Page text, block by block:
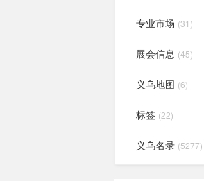
专业市场 (31)
展会信息 (45)
义乌地图 (6)
标签 (22)
义乌名录 (5277)